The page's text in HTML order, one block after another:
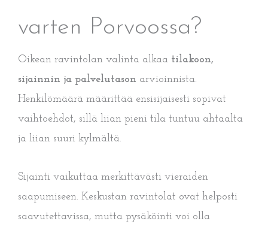
varten Porvoossa?
Oikean ravintolan valinta alkaa tilakoon,
sijainnin ja palvelutason arvioinnista.
Henkilömäärä määrittää ensisijaisesti sopivat
vaihtoehdot, sillä liian pieni tila tuntuu ahtaalta
ja liian suuri kylmältä.
Sijainti vaikuttaa merkittävästi vieraiden
saapumiseen. Keskustan ravintolat ovat helposti
saavutettavissa, mutta pysäköinti voi olla